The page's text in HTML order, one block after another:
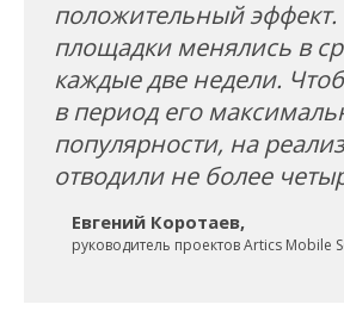
положительный
площадки менялись в
каждые две недели.
в период его
популярности, на
отводили не более
Евгений Коротаев,
руководитель проектов Artics Mobile